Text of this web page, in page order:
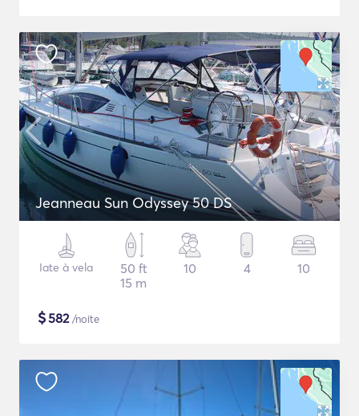
Jeanneau Sun Odyssey 50 DS
Iate à vela
50 ft
15 m
10 4 10
$582/noite